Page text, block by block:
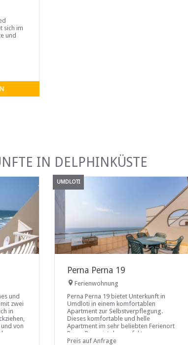
sich im
und
ideal
IN DELPHINKÜSTE
und
zwei
in
von
UMDLOTI
Perna Perna 19
Ferienwohnung
Perna Perna 19 bietet Unterkunft in
Umdloti in einem komfortablen
Apartment zur Selbstverpflegung.
Dieses komfortable und helle
Apartment im sehr beliebten Ferienort
Perna Perna ist der perfekte
Familienurlaub.
Preis auf Anfrage